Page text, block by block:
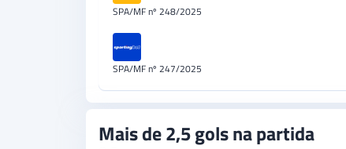
SPA/MF nº 248/2025
SPA/MF nº 247/2025
Mais de 2,5 gols na partida